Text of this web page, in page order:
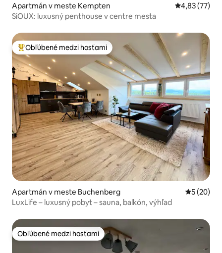
Apartmán v meste Kempten Priemerné
4,83 (77)
SiOUX: luxusný penthouse v centre mesta
Najobľúbenejšie medzi hosťami
Obľúbené medzi hosťami
Apartmán v meste Buchenberg
5 (20)
LuxLife – luxusný pobyt – sauna, balkón, výhľad
Obľúbené medzi hosťami
Obľúbené medzi hosťami